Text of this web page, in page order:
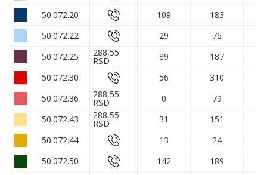
50.072.20
109 183
50.072.22
29 76
50.072.25
288,55
RSD 89 187
50.072.30
56 310
50.072.36
288,55
RSD 0 79
50.072.43
288,55
RSD 31 151
50.072.44
13 24
50.072.50
142 189